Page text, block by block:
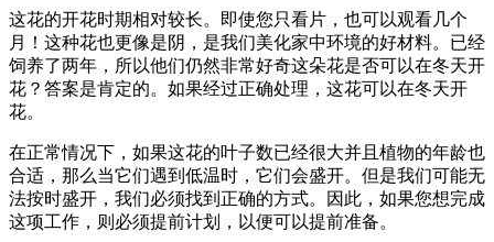
这花的开花时期相对较长。即使您只看片，也可以观看几个
月！这种花也更像是阴，是我们美化家中环境的好材料。已经
饲养了两年，所以他们仍然非常好奇这朵花是否可以在冬天开
花？答案是肯定的。如果经过正确处理，这花可以在冬天开
花。
在正常情况下，如果这花的叶子数已经很大并且植物的年龄也
合适，那么当它们遇到低温时，它们会盛开。但是我们可能无
法按时盛开，我们必须找到正确的方式。因此，如果您想完成
这项工作，则必须提前计划，以便可以提前准备。